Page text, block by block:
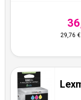
29,76 €